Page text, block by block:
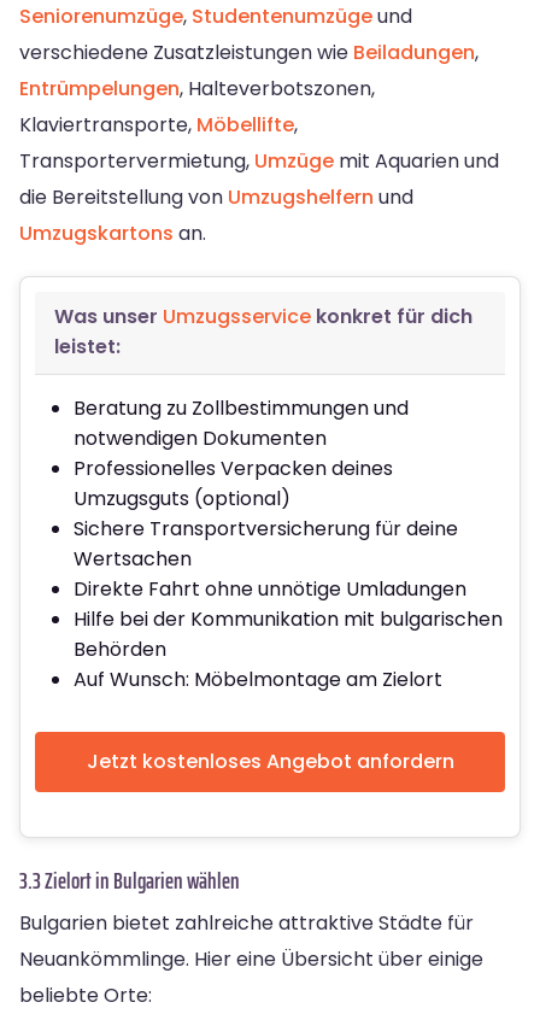
Seniorenumzüge, Studentenumzügeund
verschiedene Zusatzleistungen wie Beiladungen,
Entrümpelungen, Halteverbotszonen,
Klaviertransporte, Möbellifte,
Transportervermietung, Umzüge mit Aquarien und
die Bereitstellung von Umzugshelfern und
Umzugskartons an.
Was unser Umzugsservice konkret für dich
leistet:
Beratung zu Zollbestimmungen und
notwendigen Dokumenten
Professionelles Verpacken deines
Umzugsguts (optional)
Sichere Transportversicherung für deine
Wertsachen
Direkte Fahrt ohne unnötige Umladungen
Hilfe bei der Kommunikation mit bulgarischen
Behörden
Auf Wunsch: Möbelmontage am Zielort
Jetzt kostenloses Angebot anfordern
3.3 Zielort in Bulgarien wählen
Bulgarien bietet zahlreiche attraktive Städte für
Neuankömmlinge. Hier eine Übersicht über einige
beliebte Orte: